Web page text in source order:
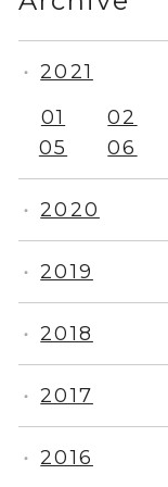
・ 2016
・ 2017
・ 2018
・ 2019
・ 2020
・
2021
01
02
05
06